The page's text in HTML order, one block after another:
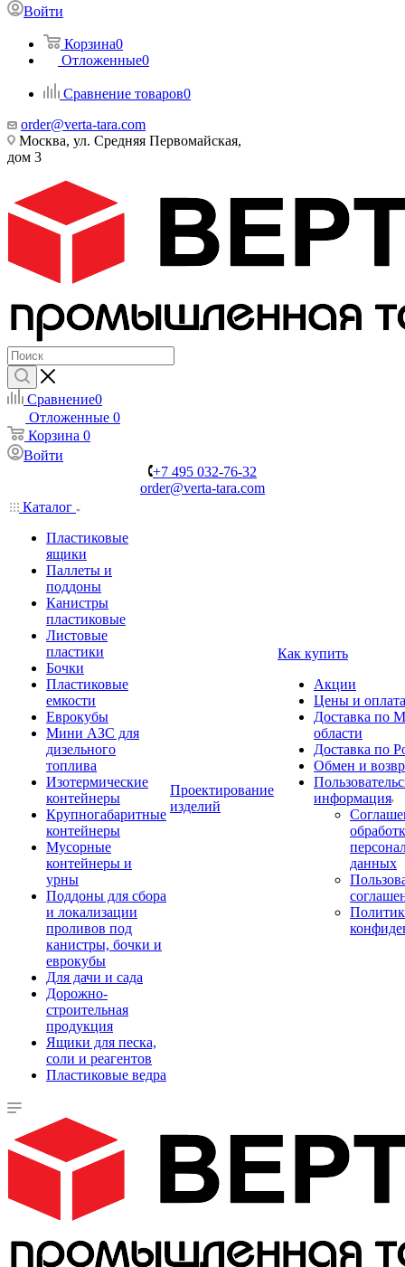
Войти
Корзина0
Отложенные0
Сравнение товаров0
order@verta-tara.com
Москва, ул. Средняя Первомайская,
дом 3
Сравнение0
Отложенные 0
Корзина 0
Войти
+7 495 032-76-32
order@verta-tara.com
Каталог
Пластиковые
ящики
Паллеты и
поддоны
Канистры
пластиковые
Листовые
пластики
Бочки
Пластиковые
емкости
Еврокубы
Мини АЗС для
дизельного
топлива
Изотермические
контейнеры
Крупногабаритные
контейнеры
Мусорные
контейнеры и
урны
Поддоны для сбора
и локализации
проливов под
канистры, бочки и
еврокубы
Для дачи и сада
Дорожно-
строительная
продукция
Ящики для песка,
соли и реагентов
Пластиковые ведра
Проектирование
изделий
Как купить
Акции
Цены и оплата
Доставка по
области
Доставка по
Обмен и
информация
данных